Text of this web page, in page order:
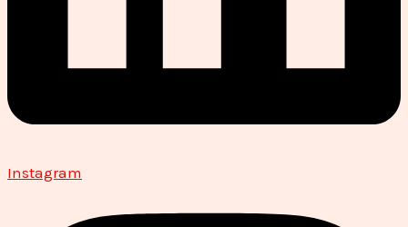
Instagram